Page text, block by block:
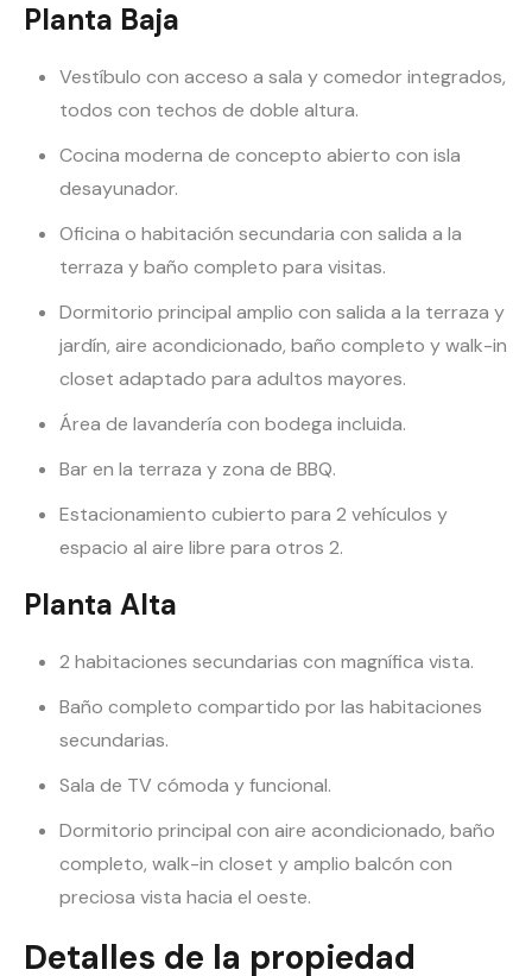
Planta Baja
Vestíbulo con acceso a sala y comedor integrados,
todos con techos de doble altura.
Cocina moderna de concepto abierto con isla
desayunador.
Oficina o habitación secundaria con salida a la
terraza y baño completo para visitas.
Dormitorio principal amplio con salida a la terraza y
jardín, aire acondicionado, baño completo y walk-in
closet adaptado para adultos mayores.
Área de lavandería con bodega incluida.
Bar en la terraza y zona de BBQ.
Estacionamiento cubierto para 2 vehículos y
espacio al aire libre para otros 2.
Planta Alta
2 habitaciones secundarias con magnífica vista.
Baño completo compartido por las habitaciones
secundarias.
Sala de TV cómoda y funcional.
Dormitorio principal con aire acondicionado, baño
completo, walk-in closet y amplio balcón con
preciosa vista hacia el oeste.
Detalles de la propiedad